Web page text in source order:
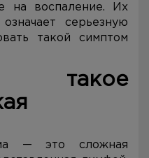
на воспаление. Их
серьезную
такой симптом
— это сложная